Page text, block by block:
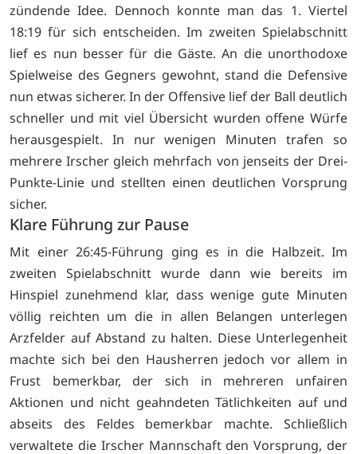
zündende Idee. Dennoch konnte man das 1. Viertel
18:19 für sich entscheiden. Im zweiten Spielabschnitt
lief es nun besser für die Gäste. An die unorthodoxe
Spielweise des Gegners gewohnt, stand die Defensive
nun etwas sicherer. In der Offensive lief der Ball deutlich
schneller und mit viel Übersicht wurden offene Würfe
herausgespielt. In nur wenigen Minuten trafen so
mehrere Irscher gleich mehrfach von jenseits der Drei-
Punkte-Linie und stellten einen deutlichen Vorsprung
sicher.
Klare Führung zur Pause
Mit einer 26:45-Führung ging es in die Halbzeit. Im
zweiten Spielabschnitt wurde dann wie bereits im
Hinspiel zunehmend klar, dass wenige gute Minuten
völlig reichten um die in allen Belangen unterlegen
Arzfelder auf Abstand zu halten. Diese Unterlegenheit
machte sich bei den Hausherren jedoch vor allem in
Frust bemerkbar, der sich in mehreren unfairen
Aktionen und nicht geahndeten Tätlichkeiten auf und
abseits des Feldes bemerkbar machte. Schließlich
verwaltete die Irscher Mannschaft den Vorsprung, der